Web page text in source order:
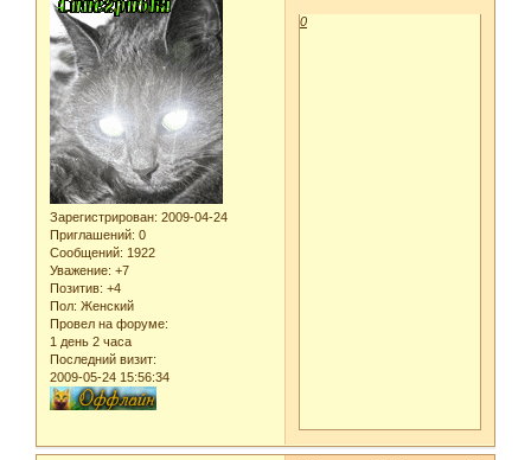
Зарегистрирован: 2009-04-24
Приглашений: 0
Сообщений: 1922
Уважение: +7
Позитив: +4
Пол: Женский
Провел на форуме:
1 день 2 часа
Последний визит:
2009-05-24 15:56:34
0